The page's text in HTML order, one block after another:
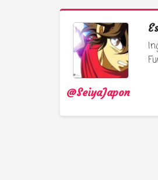
@SeiyaJapon